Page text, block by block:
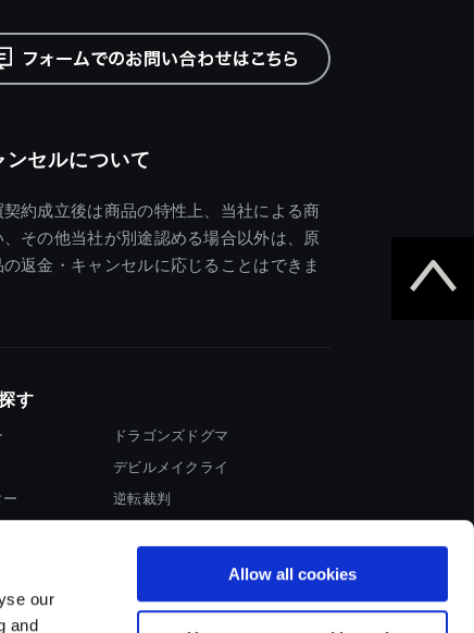
our
and
Allow all cookies
ンセルについて
契約成立後は商品の特性上、当社による商
その他当社が別途認める場合以外は、原
返金・キャンセルに応じることはできま
す
ドラゴンズドグマ
デビルメイクライ
逆転裁判